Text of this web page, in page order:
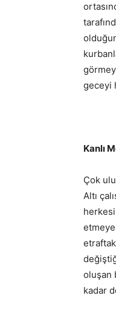
geceyi
Kanlı
Çok
Altı
etmeye
oluşan
kadar